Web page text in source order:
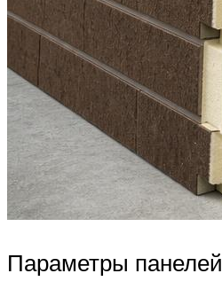
Параметры панелей